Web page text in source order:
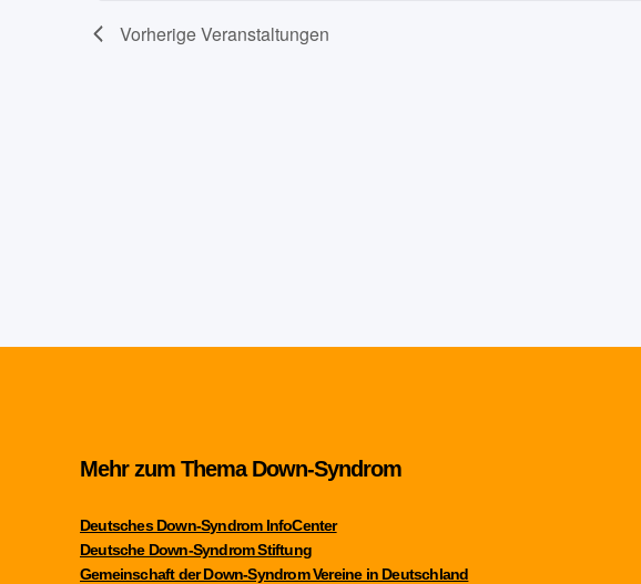
VorherigeVeranstaltungen
Mehr zum Thema Down-Syndrom
Deutsches Down-Syndrom InfoCenter
Deutsche Down-Syndrom Stiftung
Gemeinschaft der Down-Syndrom Vereine in Deutschland